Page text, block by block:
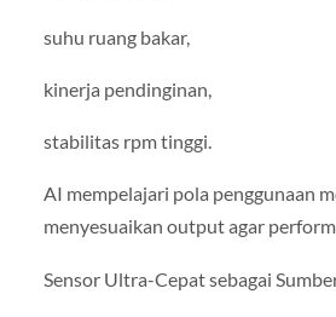
suhu ruang bakar,
kinerja pendinginan,
stabilitas rpm tinggi.
AI mempelajari pola penggunaan
menyesuaikan output agar
Sensor Ultra-Cepat sebagai